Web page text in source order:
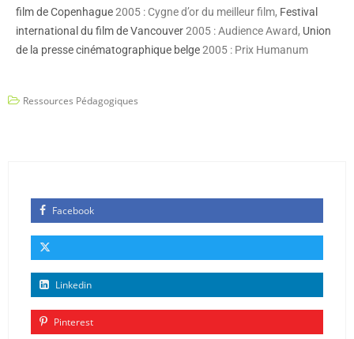
film de Copenhague2005 : Cygne d’or du meilleur film, Festival
international du film de Vancouver2005 : Audience Award, Union
de la presse cinématographique belge2005 : Prix Humanum
Ressources Pédagogiques
Facebook
Linkedin
Pinterest